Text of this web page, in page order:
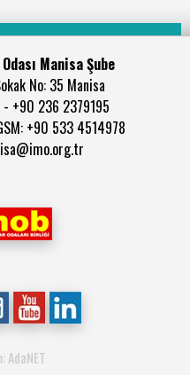
Manisa Şube
No: 35 Manisa
- +90 236 2379195
+90 533 4514978
AdaNET